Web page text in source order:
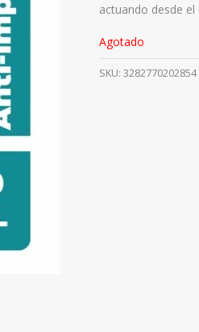
actuando desde el
Agotado
SKU: 3282770202854